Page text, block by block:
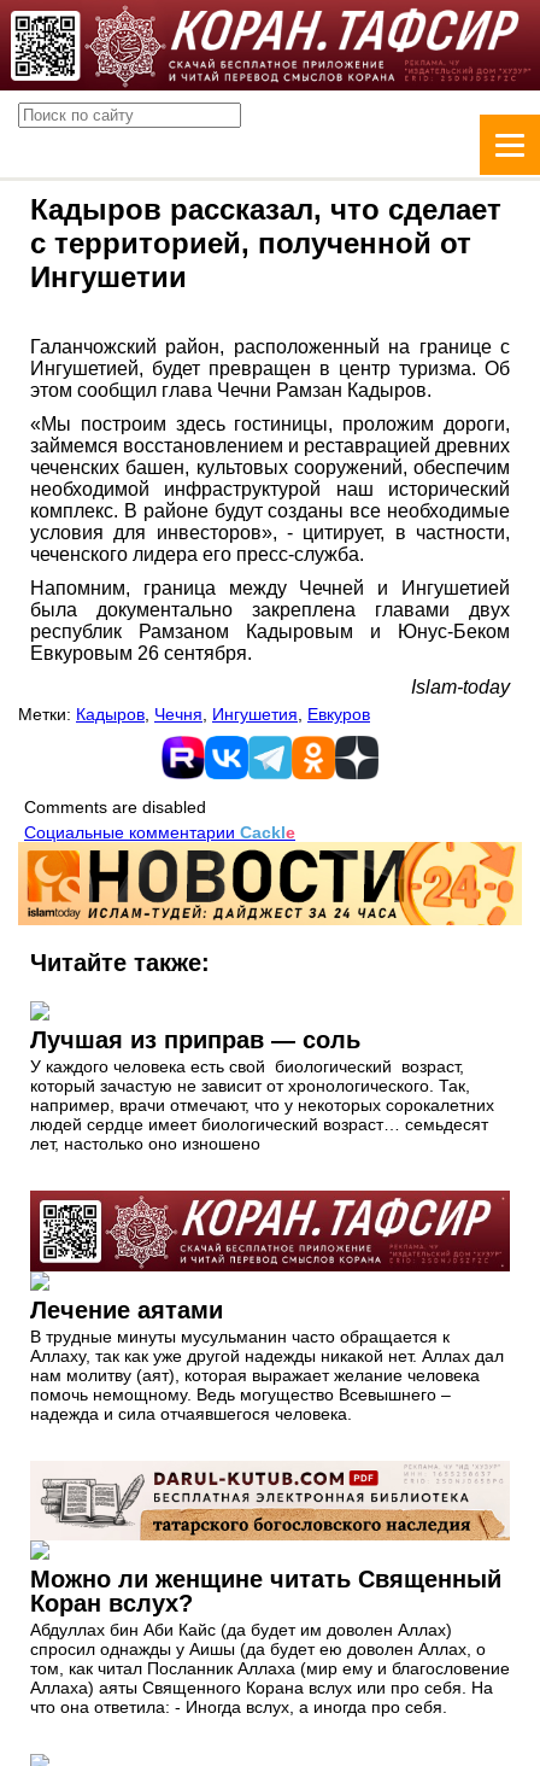
Кадыров рассказал, что сделает
с территорией, полученной от
Ингушетии
Галанчожский район, расположенный на границе с
Ингушетией, будет превращен в центр туризма. Об
этом сообщил глава Чечни Рамзан Кадыров.
«Мы построим здесь гостиницы, проложим дороги,
займемся восстановлением и реставрацией древних
чеченских башен, культовых сооружений, обеспечим
необходимой инфраструктурой наш исторический
комплекс. В районе будут созданы все необходимые
условия для инвесторов», - цитирует, в частности,
чеченского лидера его пресс-служба.
Напомним, граница между Чечней и Ингушетией
была документально закреплена главами двух
республик Рамзаном Кадыровым и Юнус-Беком
Евкуровым 26 сентября.
Islam-today
Метки: Кадыров Чечня Ингушетия Евкуров
Comments are disabled
Социальные комментарии Cackle
Читайте также:
Лучшая из приправ — соль
У каждого человека есть свой биологический возраст,
который зачастую не зависит от хронологического. Так,
например, врачи отмечают, что у некоторых сорокалетних
людей сердце имеет биологический возраст… семьдесят
лет, настолько оно изношено
Лечение аятами
В трудные минуты мусульманин часто обращается к
Аллаху, так как уже другой надежды никакой нет. Аллах дал
нам молитву (аят), которая выражает желание человека
помочь немощному. Ведь могущество Всевышнего –
надежда и сила отчаявшегося человека.
Можно ли женщине читать Священный
Коран вслух?
Абдуллах бин Аби Кайс (да будет им доволен Аллах)
спросил однажды у Аишы (да будет ею доволен Аллах, о
том, как читал Посланник Аллаха (мир ему и благословение
Аллаха) аяты Священного Корана вслух или про себя. На
что она ответила: - Иногда вслух, а иногда про себя.